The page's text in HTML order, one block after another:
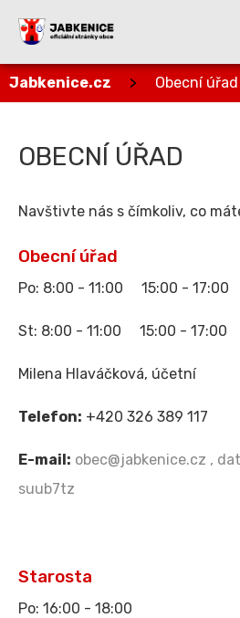
Jabkenice.cz > Obecní úřad
OBECNÍ ÚŘAD
Navštivte nás s čímkoliv, co
Obecní úřad
Po: 8:00 - 11:00 15:00 - 17:00
St: 8:00 - 11:00 15:00 - 17:00
Milena Hlaváčková, účetní
Telefon: +420 326 389 117
E-mail: obec@jabkenice.cz ,
suub7tz
Starosta
Po: 16:00 - 18:00